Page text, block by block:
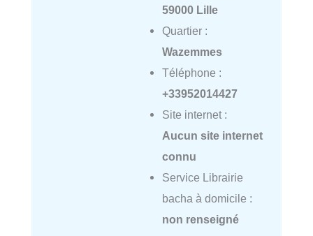
59000 Lille
Quartier :
Wazemmes
Téléphone :
+33952014427
Site internet :
Aucun site internet
connu
Service Librairie
bacha à domicile :
non renseigné